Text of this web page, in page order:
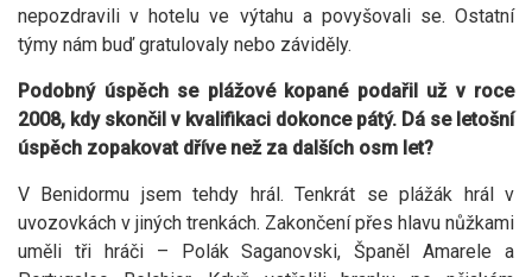
nepozdravili v hotelu ve výtahu a povyšovali se. Ostatní
týmy nám buď gratulovaly nebo záviděly.
Podobný úspěch se plážové kopané podařil už v roce
2008, kdy skončil v kvalifikaci dokonce pátý. Dá se letošní
úspěch zopakovat dříve než za dalších osm let?
V Benidormu jsem tehdy hrál. Tenkrát se plážák hrál v
uvozovkách v jiných trenkách. Zakončení přes hlavu nůžkami
uměli tři hráči – Polák Saganovski, Španěl Amarele a